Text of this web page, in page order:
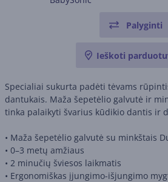
Palyginti
Ieškoti
Specialiai sukurta padėti tėvams
dantukais. Maža šepetėlio galvutė ir
tinka palaikyti švarius kūdikio dantis ir
• Maža šepetėlio galvutė su minkštais
• 0–3 metų amžiaus
• 2 minučių šviesos laikmatis
• Ergonomiškas įjungimo-išjungimo